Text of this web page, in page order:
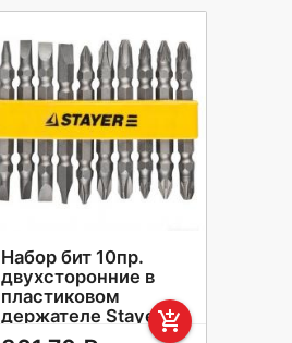
Набор бит 10пр.
двухсторонние в
пластиковом
держателе Stayeradd_shopping_cart